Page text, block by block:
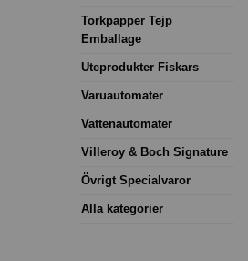
Torkpapper Tejp
Emballage
Uteprodukter Fiskars
Varuautomater
Vattenautomater
Villeroy & Boch Signature
Övrigt Specialvaror
Alla kategorier